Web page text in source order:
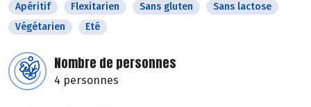
Apéritif Flexitarien Sans gluten
Sans lactose
Végétarien
Eté
Nombre de personnes
4 personnes